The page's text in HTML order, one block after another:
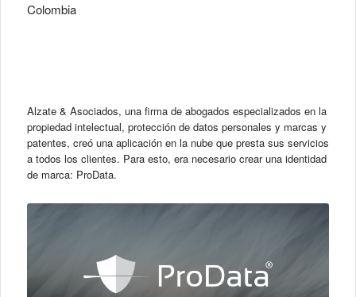
Colombia
Alzate & Asociados, una firma de abogados especializados en la
propiedad intelectual, protección de datos personales y marcas y
patentes, creó una aplicación en la nube que presta sus servicios
a todos los clientes. Para esto, era necesario crear una identidad
de marca: ProData.